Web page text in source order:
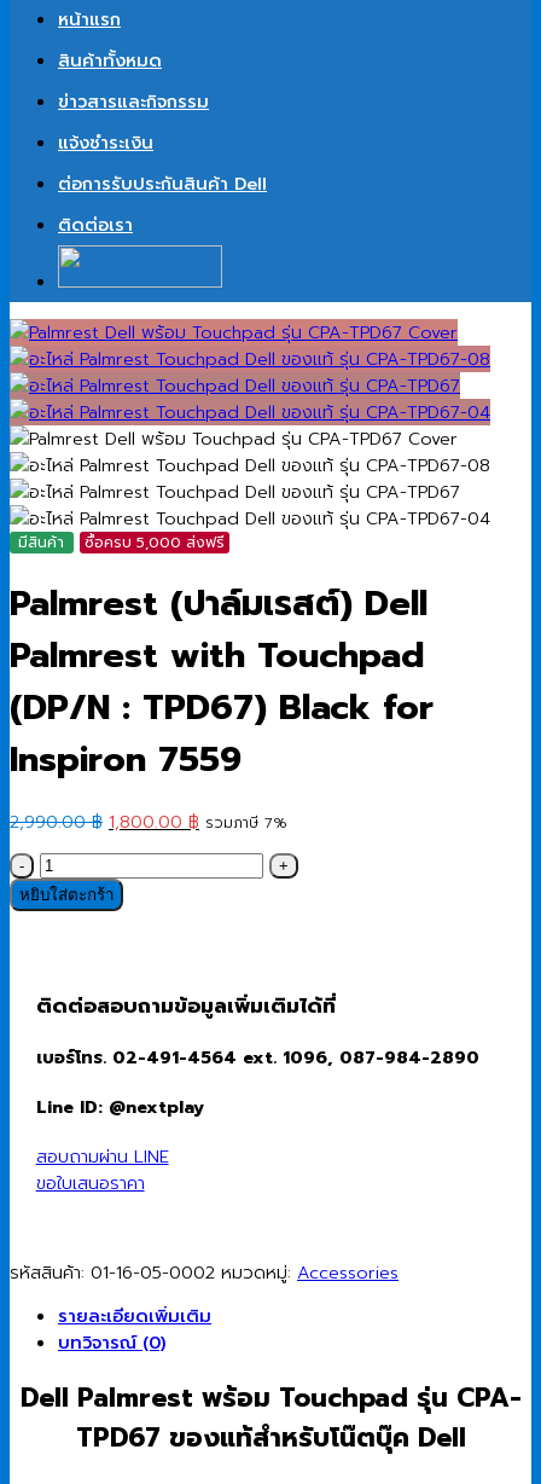
หน้าแรก
สินค้าทั้งหมด
ข่าวสารและกิจกรรม
แจ้งชำระเงิน
ต่อการรับประกันสินค้า Dell
ติดต่อเรา
มีสินค้า ซื้อครบ 5,000 ส่งฟรี
Palmrest (ปาล์มเรสต์) Dell
Palmrest with Touchpad
(DP/N : TPD67) Black for
Inspiron 7559
2,990.00฿ Original
price
was:
2,990.00 ฿.
1,800.00 ฿ Current
price
is:
รวมภาษี 7%
จำนวน
Palmrest
(ปาล์ม
Palmrest
Touchpad
:
Black
for
ชิ้น
หยิบใส่ตะกร้า
ติดต่อสอบถามข้อมูลเพิ่มเติมได้ที่
เบอร์โทร. 02-491-4564 ext. 1096, 087-984-2890
Line ID: @nextplay
สอบถามผ่าน LINE
ขอใบเสนอราคา
รหัสสินค้า: 01-16-05-0002 หมวดหมู่: Accessories
รายละเอียดเพิ่มเติม
บทวิจารณ์ (0)
Dell Palmrest พร้อม Touchpad รุ่น CPA-
TPD67 ของแท้สำหรับโน๊ตบุ๊ค Dell